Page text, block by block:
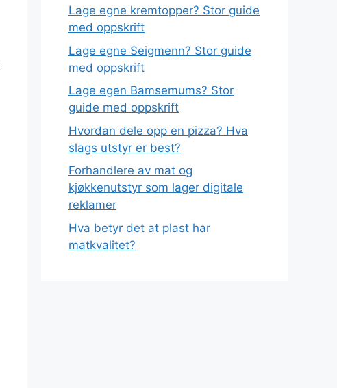
Lage egne kremtopper? Stor guide
med oppskrift
Lage egne Seigmenn? Stor guide
med oppskrift
Lage egen Bamsemums? Stor
guide med oppskrift
Hvordan dele opp en pizza? Hva
slags utstyr er best?
Forhandlere av mat og
kjøkkenutstyr som lager digitale
reklamer
Hva betyr det at plast har
matkvalitet?